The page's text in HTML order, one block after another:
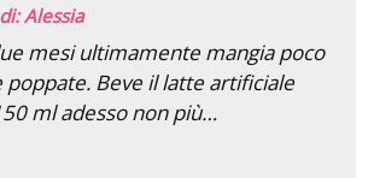
Alessia
mesi ultimamente mangia poco
poppate. Beve il latte artificiale
ml adesso non più…